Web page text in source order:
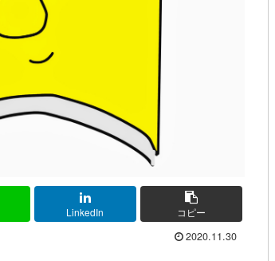
LinkedIn コピー
2020.11.30